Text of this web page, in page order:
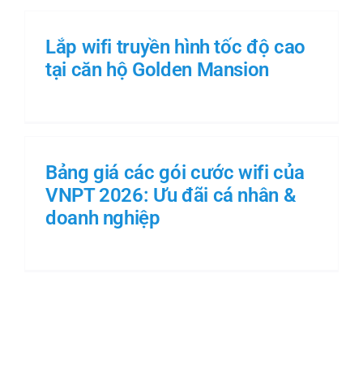
Lắp wifi truyền hình tốc độ cao
tại căn hộ Golden Mansion
Bảng giá các gói cước wifi của
VNPT 2026: Ưu đãi cá nhân &
doanh nghiệp